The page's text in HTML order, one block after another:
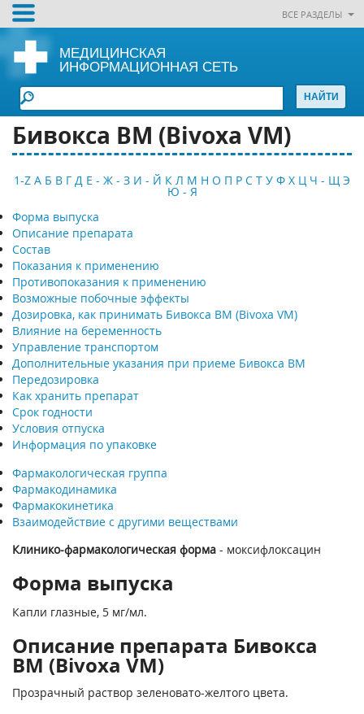
ВСЕ РАЗДЕЛЫ
МЕДИЦИНСКАЯ
ИНФОРМАЦИОННАЯ СЕТЬ
Бивокса ВМ (Bivoxa VM)
1-Z А Б В Г Д Е - Ж - З И - Й К Л М Н О П Р С Т У Ф Х Ц Ч - Щ Э
Ю - Я
Форма выпуска
Описание препарата
Состав
Показания к применению
Противопоказания к применению
Возможные побочные эффекты
Дозировка, как принимать Бивокса ВМ (Bivoxa VM)
Влияние на беременность
Управление транспортом
Дополнительные указания при приеме Бивокса ВМ
Передозировка
Как хранить препарат
Срок годности
Условия отпуска
Информация по упаковке
Фармакологическая группа
Фармакодинамика
Фармакокинетика
Взаимодействие с другими веществами
Клинико-фармакологическая форма - моксифлоксацин
Форма выпуска
Капли глазные, 5 мг/мл.
Описание препарата Бивокса
ВМ (Bivoxa VM)
Прозрачный раствор зеленовато-желтого цвета.